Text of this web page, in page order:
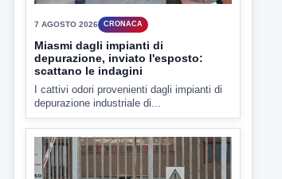
7 AGOSTO 2026 CRONACA
Ancora tensione nel carcere: due
agenti feriti dopo nuove
aggressioni
Nuove giornate di tensioni nel carcere di